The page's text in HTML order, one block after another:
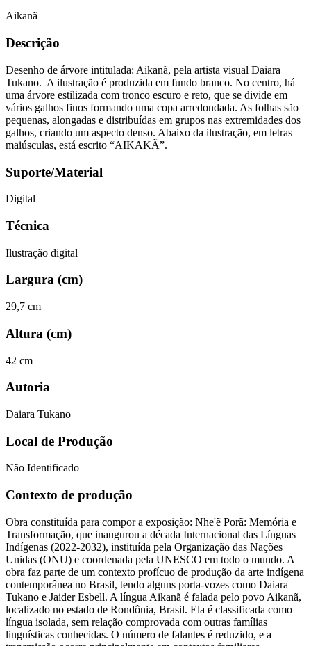
Aikanã
Descrição
Desenho de árvore intitulada: Aikanã, pela artista visual Daiara
Tukano. A ilustração é produzida em fundo branco. No centro, há
uma árvore estilizada com tronco escuro e reto, que se divide em
vários galhos finos formando uma copa arredondada. As folhas são
pequenas, alongadas e distribuídas em grupos nas extremidades dos
galhos, criando um aspecto denso. Abaixo da ilustração, em letras
maiúsculas, está escrito “AIKAKÃ”.
Suporte/Material
Digital
Técnica
Ilustração digital
Largura (cm)
29,7 cm
Altura (cm)
42 cm
Autoria
Daiara Tukano
Local de Produção
Não Identificado
Contexto de produção
Obra constituída para compor a exposição: Nhe'ẽ Porã: Memória e
Transformação, que inaugurou a década Internacional das Línguas
Indígenas (2022-2032), instituída pela Organização das Nações
Unidas (ONU) e coordenada pela UNESCO em todo o mundo. A
obra faz parte de um contexto profícuo de produção da arte indígena
contemporânea no Brasil, tendo alguns porta-vozes como Daiara
Tukano e Jaider Esbell. A língua Aikanã é falada pelo povo Aikanã,
localizado no estado de Rondônia, Brasil. Ela é classificada como
língua isolada, sem relação comprovada com outras famílias
linguísticas conhecidas. O número de falantes é reduzido, e a